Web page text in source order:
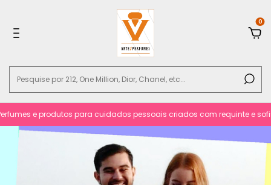
0
e produtos para cuidados pessoais criados com requinte e